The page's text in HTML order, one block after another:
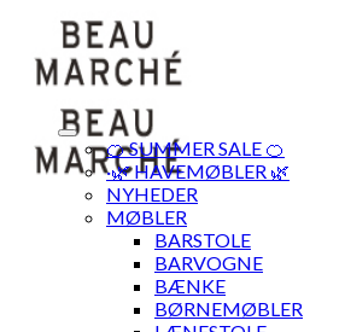
content
🍊 SUMMER SALE 🍊
·🌿 HAVEMØBLER 🌿
NYHEDER
MØBLER
BARSTOLE
BARVOGNE
BÆNKE
BØRNEMØBLER